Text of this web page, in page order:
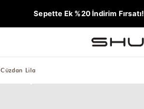
Sepette Ek %20 İndirim Fırsatı!
Lila